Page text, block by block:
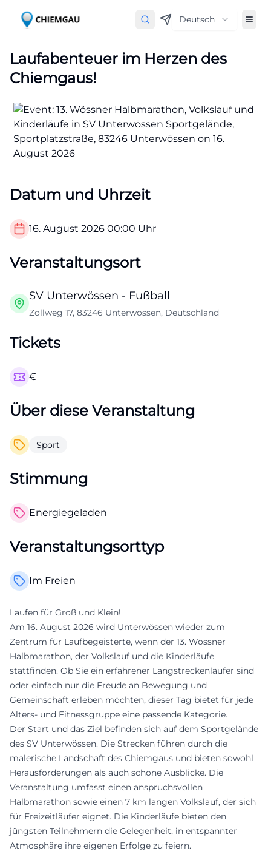
Deutsch
Laufabenteuer im Herzen des
Chiemgaus!
Datum und Uhrzeit
16. August 2026 00:00 Uhr
Veranstaltungsort
SV Unterwössen - Fußball
Zollweg 17, 83246 Unterwössen, Deutschland
Tickets
€
Über diese Veranstaltung
Sport
Stimmung
Energiegeladen
Veranstaltungsorttyp
Im Freien
Laufen für Groß und Klein!
Am 16. August 2026 wird Unterwössen wieder zum
Zentrum für Laufbegeisterte, wenn der 13. Wössner
Halbmarathon, der Volkslauf und die Kinderläufe
stattfinden. Ob Sie ein erfahrener Langstreckenläufer sind
oder einfach nur die Freude an Bewegung und
Gemeinschaft erleben möchten, dieser Tag bietet für jede
Alters- und Fitnessgruppe eine passende Kategorie.
Der Start und das Ziel befinden sich auf dem Sportgelände
des SV Unterwössen. Die Strecken führen durch die
malerische Landschaft des Chiemgaus und bieten sowohl
Herausforderungen als auch schöne Ausblicke. Die
Veranstaltung umfasst einen anspruchsvollen
Halbmarathon sowie einen 7 km langen Volkslauf, der sich
für Freizeitläufer eignet. Die Kinderläufe bieten den
jüngsten Teilnehmern die Gelegenheit, in entspannter
Atmosphäre ihre eigenen Erfolge zu feiern.